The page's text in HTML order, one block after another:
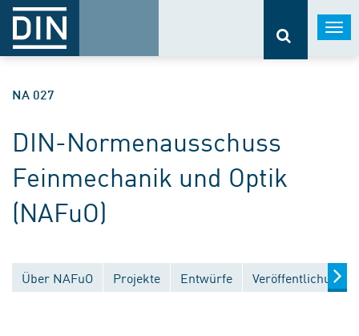
NA 027
DIN-Normenausschuss
Feinmechanik und Optik
(NAFuO)
Über NAFuO Projekte Entwürfe Veröffentlichungen